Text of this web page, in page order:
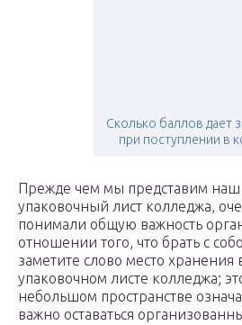
Сколько баллов дает
при поступлении в
Прежде чем мы представим наш
упаковочный лист колледжа,
понимали общую важность
отношении того, что брать с
заметите слово место
упаковочном листе колледжа;
небольшом пространстве
важно оставаться